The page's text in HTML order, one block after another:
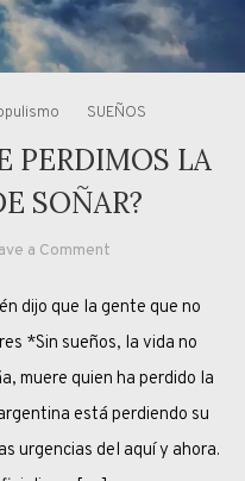
SUEÑOS
PERDIMOS LA
SOÑAR?
a Comment
FUE
QUE
PERDIMOS
CAPACIDAD
DE
dijo que la gente que no
*Sin sueños, la vida no
muere quien ha perdido la
está perdiendo su
urgencias del aquí y ahora.